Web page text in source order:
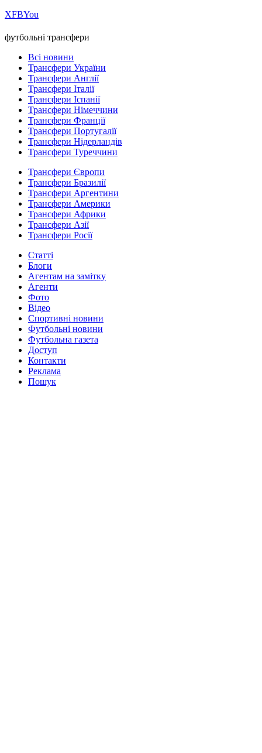
ХFBYou
футбольні трансфери
Всі новини
Трансфери України
Трансфери Англії
Трансфери Італії
Трансфери Іспанії
Трансфери Німеччини
Трансфери Франції
Трансфери Португалії
Трансфери Нідерландів
Трансфери Туреччини
Трансфери Європи
Трансфери Бразилії
Трансфери Аргентини
Трансфери Америки
Трансфери Африки
Трансфери Азії
Трансфери Росії
Статті
Блоги
Агентам на замітку
Агенти
Фото
Відео
Спортивні новини
Футбольні новини
Футбольна газета
Доступ
Контакти
Реклама
Пошук